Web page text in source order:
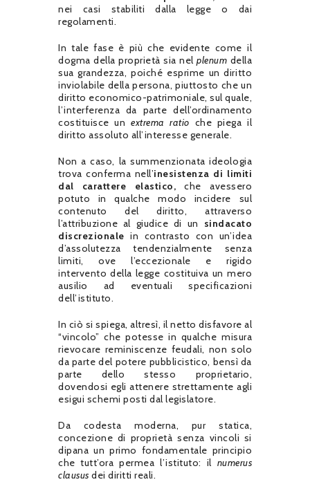
nei casi stabiliti dalla legge o dai
regolamenti.
In tale fase è più che evidente come il
dogma della proprietà sia nel plenum della
sua grandezza, poiché esprime un diritto
inviolabile della persona, piuttosto che un
diritto economico-patrimoniale, sul quale,
l’interferenza da parte dell’ordinamento
costituisce un extrema ratio che piega il
diritto assoluto all’interesse generale.
Non a caso, la summenzionata ideologia
trova conferma nell’inesistenza di limiti
dal carattere elastico, che avessero
potuto in qualche modo incidere sul
contenuto del diritto, attraverso
l’attribuzione al giudice di un sindacato
discrezionale in contrasto con un’idea
d’assolutezza tendenzialmente senza
limiti, ove l’eccezionale e rigido
intervento della legge costituiva un mero
ausilio ad eventuali specificazioni
dell’istituto.
In ciò si spiega, altresì, il netto disfavore al
“vincolo” che potesse in qualche misura
rievocare reminiscenze feudali, non solo
da parte del potere pubblicistico, bensì da
parte dello stesso proprietario,
dovendosi egli attenere strettamente agli
esigui schemi posti dal legislatore.
Da codesta moderna, pur statica,
concezione di proprietà senza vincoli si
dipana un primo fondamentale principio
che tutt’ora permea l’istituto: il numerus
clausus dei diritti reali.